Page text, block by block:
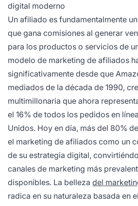
digital moderno
Un afiliado es fundamentalmente
que gana comisiones al generar
para los productos o servicios de
modelo de marketing de afiliados
significativamente desde que
mediados de la década de 1990,
multimillonaria que ahora
el 16% de todos los pedidos en
Unidos. Hoy en día, más del 80%
el marketing de afiliados como un
de su estrategia digital,
canales de marketing más
disponibles. La belleza del
radica en su naturaleza basada en